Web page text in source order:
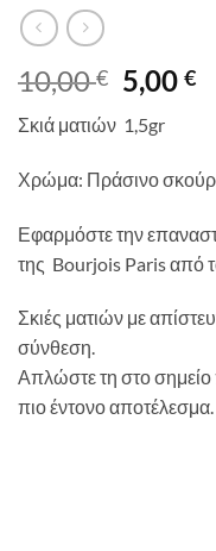
10,00€ Original
price
was:
10,00 €.
5,00€Η
Σκιά ματιών 1,5gr
Χρώμα: Πράσινο
Εφαρμόστε την
της Bourjois Paris από
Σκιές ματιών με
σύνθεση.
Απλώστε τη στο σημείο
πιο έντονο αποτέλεσμα.